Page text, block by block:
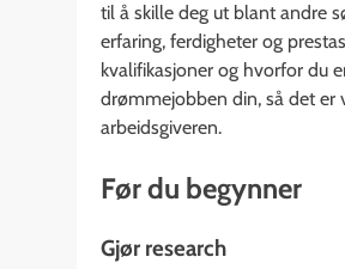
til å skille deg ut blant andre
erfaring, ferdigheter og
kvalifikasjoner og hvorfor du
drømmejobben din, så det er
arbeidsgiveren.
Før du begynner
Gjør research